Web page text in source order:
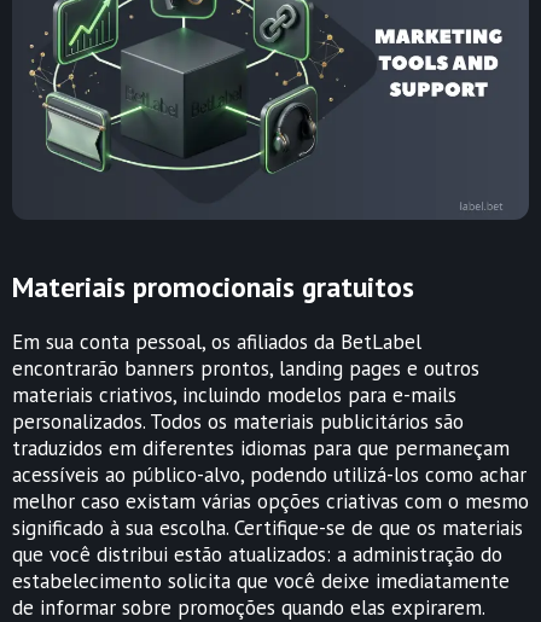
Materiais promocionais gratuitos
Em sua conta pessoal, os afiliados da BetLabel
encontrarão banners prontos, landing pages e outros
materiais criativos, incluindo modelos para e-mails
personalizados. Todos os materiais publicitários são
traduzidos em diferentes idiomas para que permaneçam
acessíveis ao público-alvo, podendo utilizá-los como achar
melhor caso existam várias opções criativas com o mesmo
significado à sua escolha. Certifique-se de que os materiais
que você distribui estão atualizados: a administração do
estabelecimento solicita que você deixe imediatamente
de informar sobre promoções quando elas expirarem.